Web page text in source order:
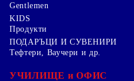
Gentlemen
KIDS
Продукти
ПОДАРЪЦИ И СУВЕНИРИ
Тефтери, Ваучери и др.
УЧИЛИЩЕ и ОФИС